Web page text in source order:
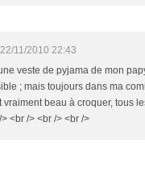
22/11/2010 22:43
veste de pyjama de mon
; mais toujours dans ma
vraiment beau à croquer, tous
<br /> <br /> <br />